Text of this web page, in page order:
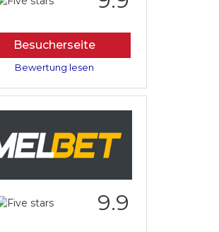
Besucherseite
Bewertung lesen
9.9